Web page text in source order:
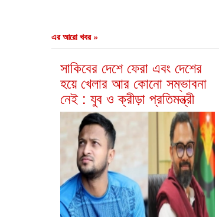
এর আরো খবর »
সাকিবের দেশে ফেরা এবং দেশের
হয়ে খেলার আর কোনো সম্ভাবনা
নেই : যুব ও ক্রীড়া প্রতিমন্ত্রী